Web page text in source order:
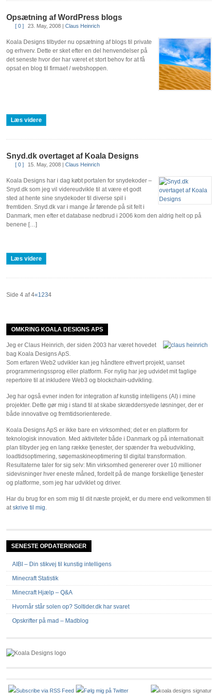
Opsætning af WordPress blogs
[ 0 ] 23. May, 2008 |Claus Heinrich
Koala Designs tilbyder nu opsætning af blogs til private
og erhverv. Dette er sket efter en del henvendelser på
det seneste hvor der har været et stort behov for at få
opsat en blog til firmaet / webshoppen.
Læs videre
Snyd.dk overtaget af Koala Designs
[ 0 ] 15. May, 2008 |Claus Heinrich
Koala Designs har i dag købt portalen for snydekoder –
Snyd.dk som jeg vil videreudvikle til at være et godt
sted at hente sine snydekoder til diverse spil i
fremtiden. Snyd.dk var i mange år førende på sit felt i
Danmark, men efter et database nedbrud i 2006 kom den aldrig helt op på
benene […]
Læs videre
Side 4 af 4«1234
OMKRING KOALA DESIGNS APS
Jeg er Claus Heinrich, der siden 2003 har været hovedet
bag Koala Designs ApS.
Som erfaren Web2 udvikler kan jeg håndtere ethvert projekt, uanset
programmeringssprog eller platform. For nylig har jeg udvidet mit faglige
repertoire til at inkludere Web3 og blockchain-udvikling.
Jeg har også evner inden for integration af kunstig intelligens (AI) i mine
projekter. Dette gør mig i stand til at skabe skræddersyede løsninger, der er
både innovative og fremtidsorienterede.
Koala Designs ApS er ikke bare en virksomhed; det er en platform for
teknologisk innovation. Med aktiviteter både i Danmark og på internationalt
plan tilbyder jeg en lang række tjenester, der spænder fra webudvikling,
loadtidsoptimering, søgemaskineoptimering til digital transformation.
Resultaterne taler for sig selv: Min virksomhed genererer over 10 millioner
sidevisninger hver eneste måned, fordelt på de mange forskellige tjenester
og platforme, som jeg har udviklet og driver.
Har du brug for en som mig til dit næste projekt, er du mere end velkommen til
atskrive til mig.
SENESTE OPDATERINGER
AIBI – Din stikvej til kunstig intelligens
Minecraft Statistik
Minecraft Hjælp – Q&A
Hvornår står solen op? Soltider.dk har svaret
Opskrifter på mad – Madblog